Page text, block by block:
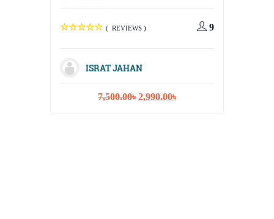
( REVIEWS ) 9
ISRAT JAHAN
7,500.00৳ Original
2,990.00৳Current